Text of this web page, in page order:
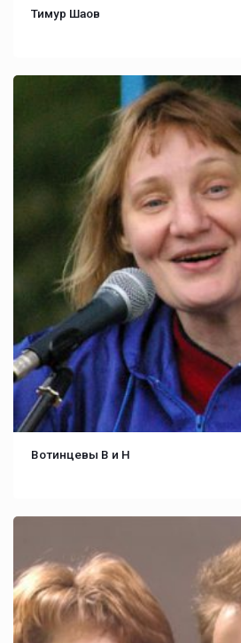
Тимур Шаов
Вотинцевы В и Н